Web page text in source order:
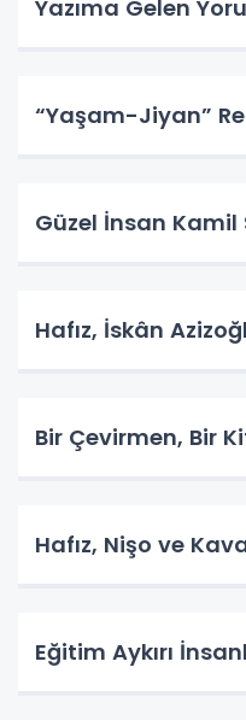
Yazıma Gelen
“Yaşam-Jiyan”
Güzel İnsan Kamil
Hafız, İskân
Bir Çevirmen, Bir
Hafız, Nişo ve
Eğitim Aykırı